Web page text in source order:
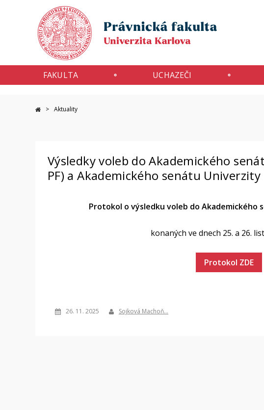
FAKULTA UCHAZEČI
Aktuality
Výsledky voleb do Akademického
PF) a Akademického senátu Univerzity
Protokol o výsledku voleb do Akademického
konaných ve dnech 25. a 26.
Protokol ZDE
26. 11. 2025 Sojková Machoň…